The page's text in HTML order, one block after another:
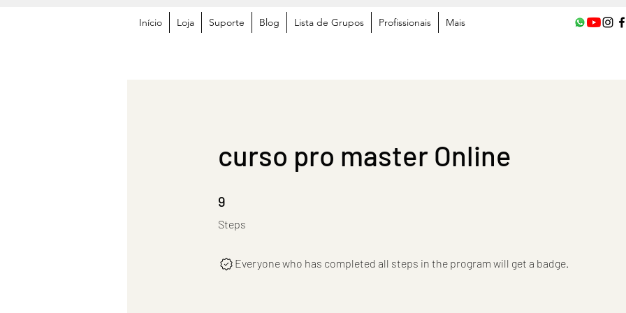
Início Loja Suporte Blog Lista de Grupos Profissionais Mais
curso pro master Online
9
Steps
Everyone who has completed all steps in the program will get a badge.